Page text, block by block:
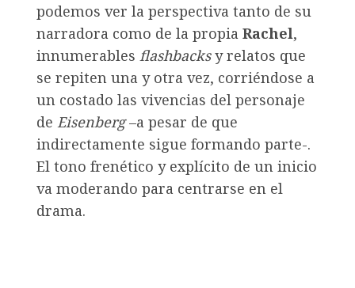
podemos ver la perspectiva tanto de su
narradora como de la propia Rachel,
innumerables flashbacksy relatos que
se repiten una y otra vez, corriéndose a
un costado las vivencias del personaje
de Eisenberg–a pesar de que
indirectamente sigue formando parte-.
El tono frenético y explícito de un inicio
va moderando para centrarse en el
drama.